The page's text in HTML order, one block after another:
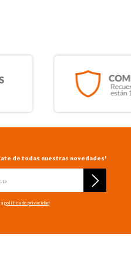
de todas nuestras novedades!
política de privacidad